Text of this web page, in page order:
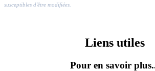
susceptibles d'être modifiées.
Liens utiles
Pour en savoir